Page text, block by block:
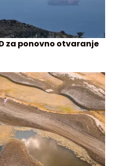
za ponovno otvaranje